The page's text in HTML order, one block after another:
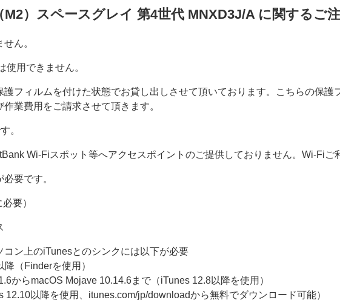
）スペースグレイ 第4世代 MNXD3J/A に関するご
ん。
用できません。
護フィルムを付けた状態でお貸し出しさせて頂いております。こちらの保
業費用をご請求させて頂きます。
。
Wi-Fiスポット等へアクセスポイントのご提供しておりません。Wi-Fi
要です。
要）
コン上のiTunesとのシンクには以下が必要
（Finderを使用）
からmacOS Mojave 10.14.6まで（iTunes 12.8以降を使用）
以降を使用、itunes.com/jp/downloadから無料でダウンロード可能）